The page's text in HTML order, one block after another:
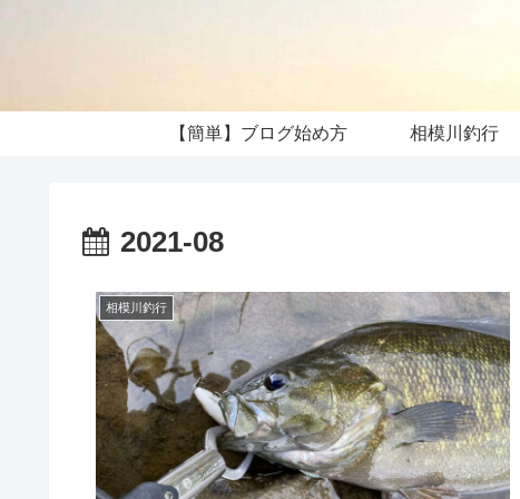
【簡単】ブログ始め方 相模川釣行
2021-08
相模川釣行